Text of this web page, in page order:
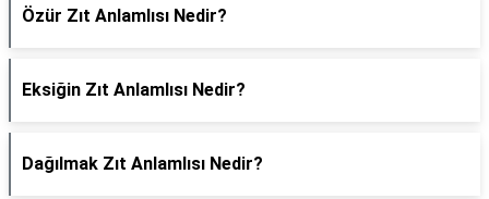
Özür Zıt Anlamlısı Nedir?
Eksiğin Zıt Anlamlısı Nedir?
Dağılmak Zıt Anlamlısı Nedir?